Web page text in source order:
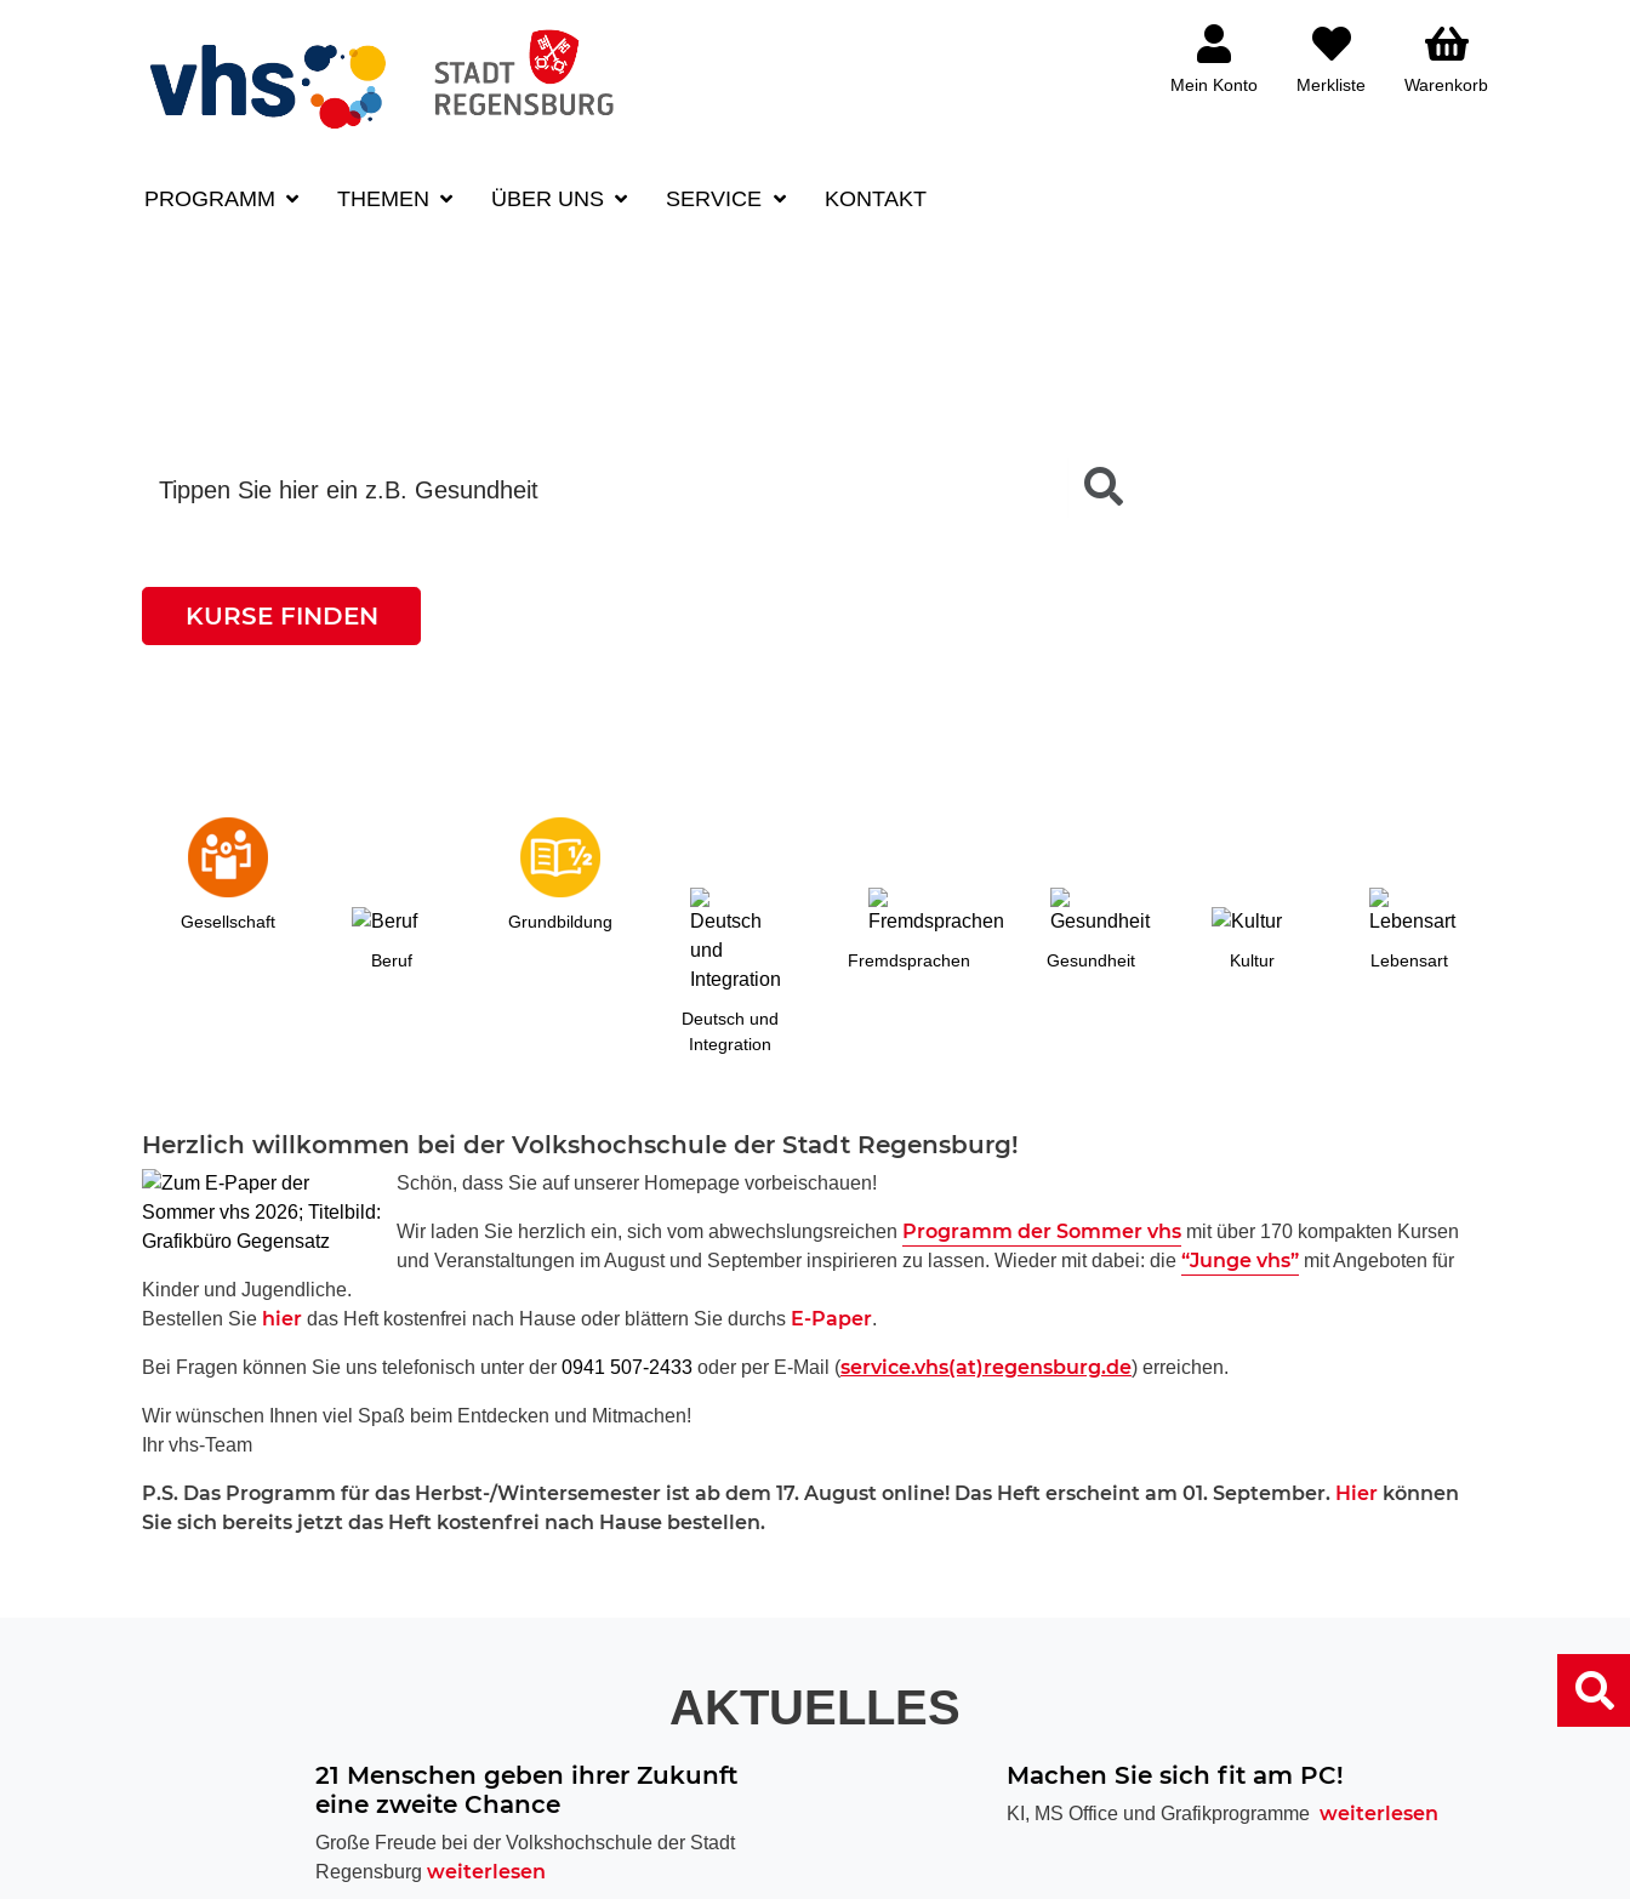
Mein Konto Merkliste Warenkorb
PROGRAMM THEMEN ÜBER UNS SERVICE KONTAKT
KURSE FINDEN
Gesellschaft
Beruf
Grundbildung
Deutsch und
Integration
Fremdsprachen Gesundheit Kultur Lebensart
Herzlich willkommen bei der Volkshochschule der Stadt Regensburg!
Schön, dass Sie auf unserer Homepage vorbeischauen!
Wir laden Sie herzlich ein, sich vom abwechslungsreichen Programm der Sommer vhs mit über 170 kompakten Kursen
und Veranstaltungen im August und September inspirieren zu lassen. Wieder mit dabei: die “Junge vhs” mit Angeboten für
Kinder und Jugendliche.
Bestellen Sie hier das Heft kostenfrei nach Hause oder blättern Sie durchs E-Paper.
Bei Fragen können Sie uns telefonisch unter der 0941 507-2433 oder per E-Mail (service.vhs(at)regensburg.de) erreichen.
Wir wünschen Ihnen viel Spaß beim Entdecken und Mitmachen!
Ihr vhs-Team
P.S. Das Programm für das Herbst-/Wintersemester ist ab dem 17. August online! Das Heft erscheint am 01. September. Hier können
Sie sich bereits jetzt das Heft kostenfrei nach Hause bestellen.
AKTUELLES
21 Menschen geben ihrer Zukunft
eine zweite Chance
Große Freude bei der Volkshochschule der Stadt
Regensburg weiterlesen
Machen Sie sich fit am PC!
KI, MS Office und Grafikprogramme weiterlesen